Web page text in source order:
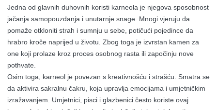
Jedna od glavnih duhovnih koristi karneola je njegova sposobnost
jačanja samopouzdanja i unutarnje snage. Mnogi vjeruju da
pomaže otkloniti strah i sumnju u sebe, potičući pojedince da
hrabro kroče naprijed u životu. Zbog toga je izvrstan kamen za
one koji prolaze kroz proces osobnog rasta ili započinju nove
pothvate.
Osim toga, karneol je povezan s kreativnošću i strašću. Smatra se
da aktivira sakralnu čakru, koja upravlja emocijama i umjetničkim
izražavanjem. Umjetnici, pisci i glazbenici često koriste ovaj